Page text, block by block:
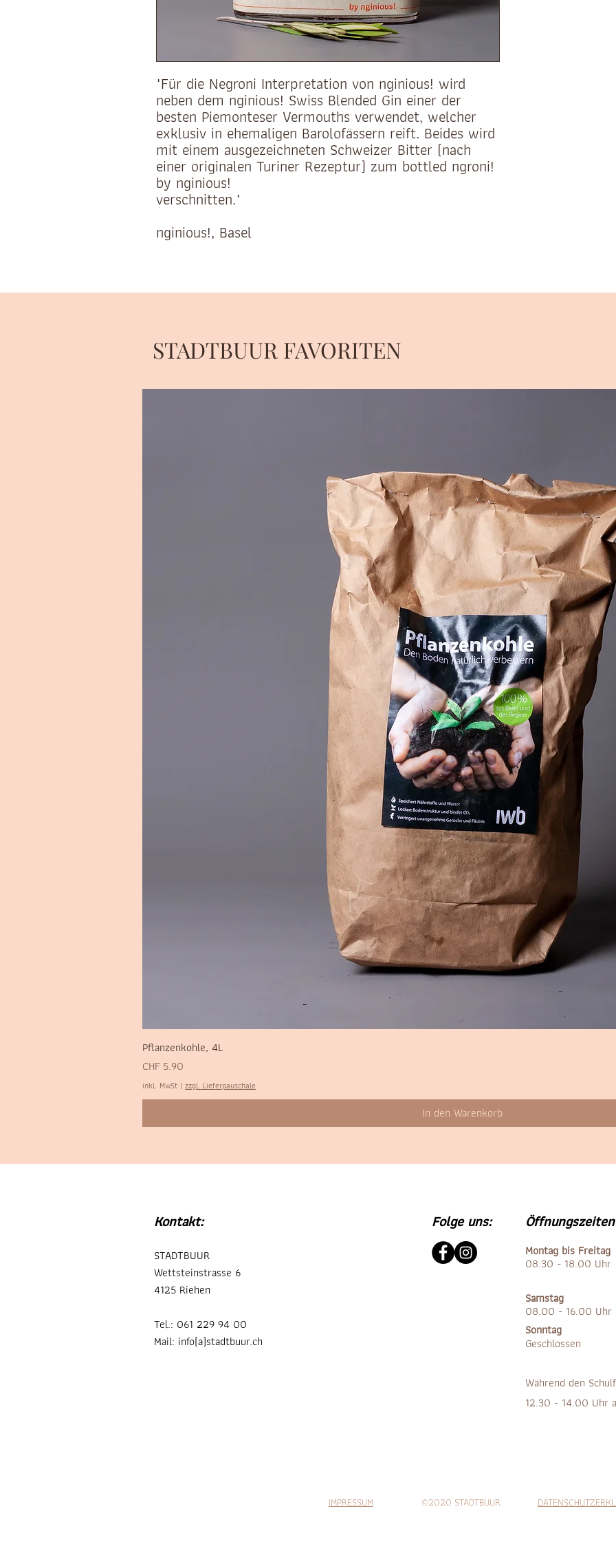
"Für die Negroni Interpretation von nginious! wird
neben dem nginious! Swiss Blended Gin einer der
besten Piemonteser Vermouths verwendet, welcher
exklusiv in ehemaligen Barolofässern reift. Beides wird
mit einem ausgezeichneten Schweizer Bitter (nach
einer originalen Turiner Rezeptur) zum bottled ngroni!
by nginious!
verschnitten."
nginious!, Basel
STADTBUUR FAVORITEN
Pflanzenkohle, 4L
Preis
CHF 5.90
inkl. MwSt | zzgl. Lieferpauschale
In den Warenkorb
Kontakt:
STADTBUUR
Wettsteinstrasse 6
4125 Riehen
Tel.: 061 229 94 00
Mail: info(a)stadtbuur.ch
Folge uns: Öffnungszeiten
Montag bis Freitag
08.30 - 18.00 Uhr
Samstag
08.00 - 16.00 Uhr
Sonntag
Geschlossen
Während den
12.30 - 14.00 Uhr
IMPRESSUM ©2020 STADTBUUR